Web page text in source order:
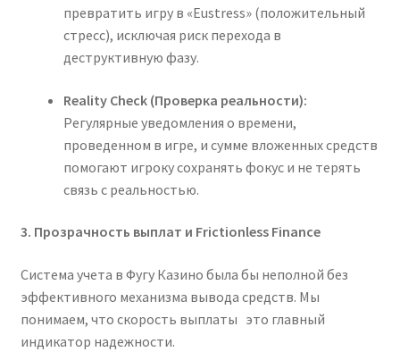
превратить игру в «Eustress» (положительный
стресс), исключая риск перехода в
деструктивную фазу.
Reality Check (Проверка реальности):
Регулярные уведомления о времени,
проведенном в игре, и сумме вложенных средств
помогают игроку сохранять фокус и не терять
связь с реальностью.
3. Прозрачность выплат и Frictionless Finance
Система учета в Фугу Казино была бы неполной без
эффективного механизма вывода средств. Мы
понимаем, что скорость выплаты это главный
индикатор надежности.